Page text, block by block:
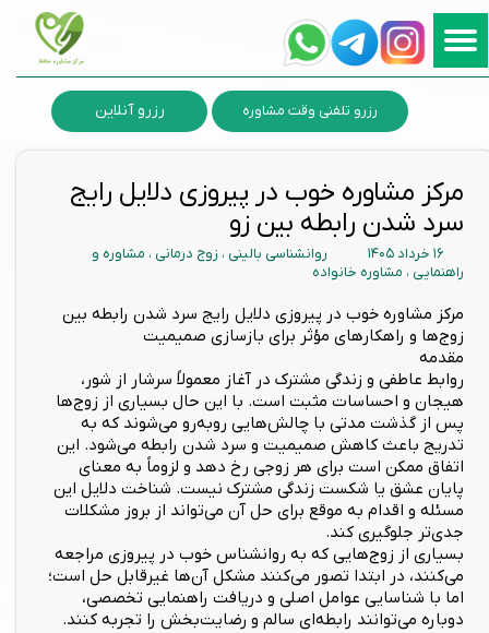
مرکز مشاوره خوب در پیروزی دلایل رایج
سرد شدن رابطه بین زو
۱۶ خرداد ۱۴۰۵ روانشناسی بالینی ، زوج درمانی ، مشاوره و
راهنمایی ، مشاوره خانواده
مرکز مشاوره خوب در پیروزی دلایل رایج سرد شدن رابطه بین
زوج‌ها و راهکارهای مؤثر برای بازسازی صمیمیت
مقدمه
روابط عاطفی و زندگی مشترک در آغاز معمولاً سرشار از شور،
هیجان و احساسات مثبت است. با این حال بسیاری از زوج‌ها
پس از گذشت مدتی با چالش‌هایی روبه‌رو می‌شوند که به
تدریج باعث کاهش صمیمیت و سرد شدن رابطه می‌شود. این
اتفاق ممکن است برای هر زوجی رخ دهد و لزوماً به معنای
پایان عشق یا شکست زندگی مشترک نیست. شناخت دلایل این
مسئله و اقدام به موقع برای حل آن می‌تواند از بروز مشکلات
جدی‌تر جلوگیری کند.
بسیاری از زوج‌هایی که به روانشناس خوب در پیروزی مراجعه
می‌کنند، در ابتدا تصور می‌کنند مشکل آن‌ها غیرقابل حل است؛
اما با شناسایی عوامل اصلی و دریافت راهنمایی تخصصی،
دوباره می‌توانند رابطه‌ای سالم و رضایت‌بخش را تجربه کنند.
رزرو تلفنی وقت مشاوره رزرو آنلاین